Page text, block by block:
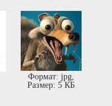
Формат: jpg,
Размер: 5 КБ